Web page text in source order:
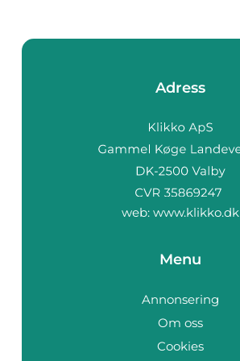
Adress
web: www.klikko.dk
Menu
Annonsering
Om oss
Cookies